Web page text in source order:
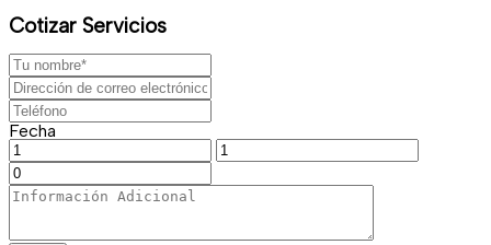
Cotizar Servicios
Fecha